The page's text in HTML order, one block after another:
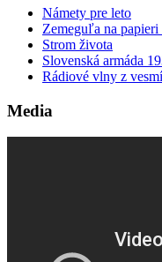
Námety pre leto
Zemeguľa na
Strom života
Slovenská armáda
Rádiové vlny z
Media